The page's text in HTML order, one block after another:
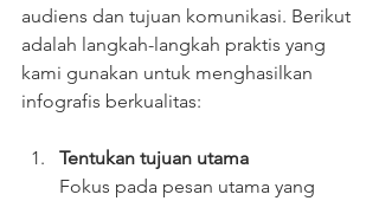
audiens dan tujuan komunikasi. Berikut
adalah langkah-langkah praktis yang
kami gunakan untuk menghasilkan
infografis berkualitas:
Tentukan tujuan utama
Fokus pada pesan utama yang